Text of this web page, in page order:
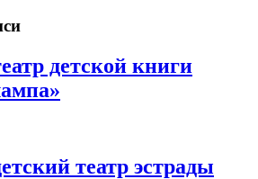
детской книги
театр эстрады